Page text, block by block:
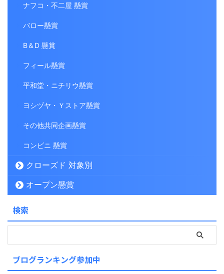
ナフコ・不二屋 懸賞
バロー懸賞
B＆D 懸賞
フィール懸賞
平和堂・ニチリウ懸賞
ヨシヅヤ・Ｙストア懸賞
その他共同企画懸賞
コンビニ 懸賞
クローズド 対象別
オープン懸賞
検索
ブログランキング参加中